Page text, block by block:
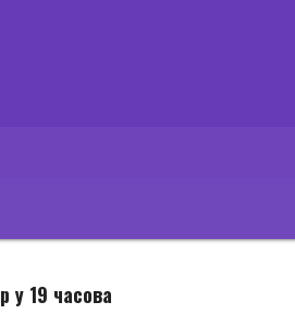
у 19 часова